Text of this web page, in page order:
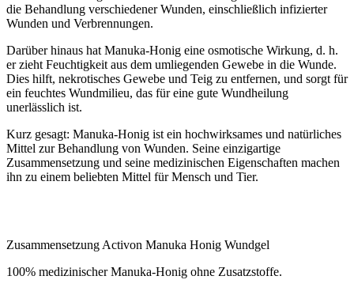
die Behandlung verschiedener Wunden, einschließlich infizierter
Wunden und Verbrennungen.
Darüber hinaus hat Manuka-Honig eine osmotische Wirkung, d. h.
er zieht Feuchtigkeit aus dem umliegenden Gewebe in die Wunde.
Dies hilft, nekrotisches Gewebe und Teig zu entfernen, und sorgt für
ein feuchtes Wundmilieu, das für eine gute Wundheilung
unerlässlich ist.
Kurz gesagt: Manuka-Honig ist ein hochwirksames und natürliches
Mittel zur Behandlung von Wunden. Seine einzigartige
Zusammensetzung und seine medizinischen Eigenschaften machen
ihn zu einem beliebten Mittel für Mensch und Tier.
Zusammensetzung Activon Manuka Honig Wundgel
100% medizinischer Manuka-Honig ohne Zusatzstoffe.